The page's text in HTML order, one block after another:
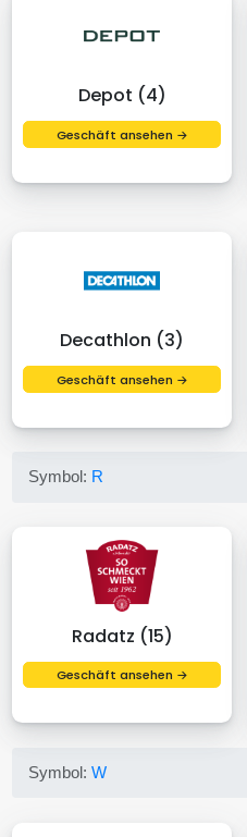
Depot (4)
Geschäft ansehen →
Decathlon (3)
Geschäft ansehen →
Symbol: R
Radatz (15)
Geschäft ansehen →
Symbol:W